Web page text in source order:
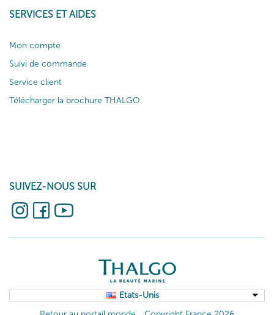
SERVICES ET AIDES
Mon compte
Suivi de commande
Service client
Télécharger la brochure THALGO
SUIVEZ-NOUS SUR
Etats-Unis